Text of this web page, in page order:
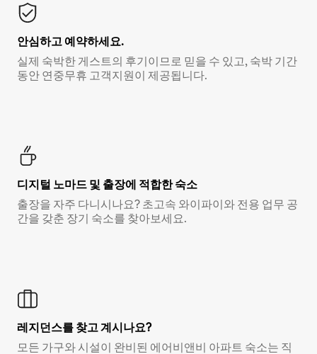
안심하고 예약하세요.
실제 숙박한 게스트의 후기이므로 믿을 수 있고, 숙박 기간
동안 연중무휴 고객지원이 제공됩니다.
디지털 노마드 및 출장에 적합한 숙소
출장을 자주 다니시나요? 초고속 와이파이와 전용 업무 공
간을 갖춘 장기 숙소를 찾아보세요.
레지던스를 찾고 계시나요?
모든 가구와 시설이 완비된 에어비앤비 아파트 숙소는 직